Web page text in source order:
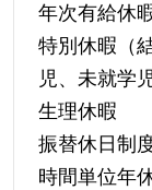
年次有給休
特別休暇（
児、未就学
生理休暇
振替休日制
時間単位年